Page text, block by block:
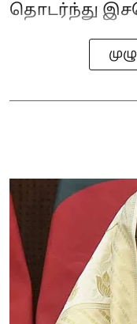
தொடர்ந்து